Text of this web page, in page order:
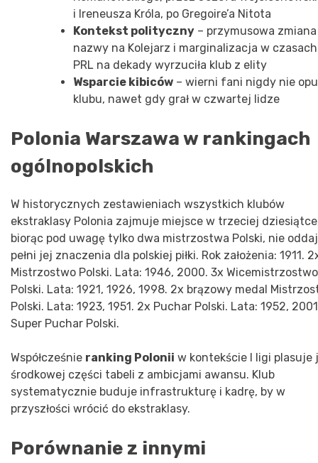
i Ireneusza Króla, po Gregoire’a Nitota
Kontekst polityczny – przymusowa zmiana
nazwy na Kolejarz i marginalizacja w czasach
PRL na dekady wyrzuciła klub z elity
Wsparcie kibiców – wierni fani nigdy nie
klubu, nawet gdy grał w czwartej lidze
Polonia Warszawa w rankingach
ogólnopolskich
W historycznych zestawieniach wszystkich klubów
ekstraklasy Polonia zajmuje miejsce w trzeciej
biorąc pod uwagę tylko dwa mistrzostwa Polski, nie
pełni jej znaczenia dla polskiej piłki. Rok założenia: 1911.
Mistrzostwo Polski. Lata: 1946, 2000. 3x Wicemistrzostwo
Polski. Lata: 1921, 1926, 1998. 2x brązowy medal
Polski. Lata: 1923, 1951. 2x Puchar Polski. Lata: 1952,
Super Puchar Polski.
Współcześnie ranking Polonii w kontekście I ligi plasuje
środkowej części tabeli z ambicjami awansu. Klub
systematycznie buduje infrastrukturę i kadrę, by w
przyszłości wrócić do ekstraklasy.
Porównanie z innymi